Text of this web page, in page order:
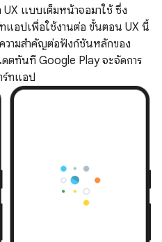
แบบเต็มหน้าจอมาใช้ ซึ่ง
แอปเพื่อใช้งานต่อ ขั้นตอน UX นี้
วามสําคัญต่อฟังก์ชันหลักของ
ตทันที Google Play จะจัดการ
ร์ทแอป